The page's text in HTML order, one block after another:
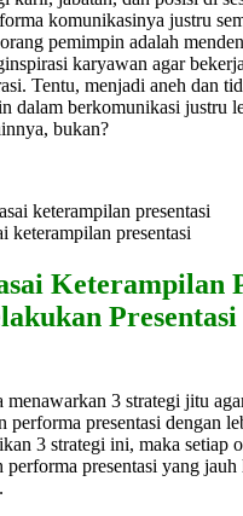
komunikasinya justru
pemimpin adalah
karyawan agar
Tentu, menjadi aneh dan
dalam berkomunikasi justru
bukan?
keterampilan presentasi
Keterampilan
Presentasi
3 strategi jitu
performa presentasi dengan
3 strategi ini, maka setiap
performa presentasi yang